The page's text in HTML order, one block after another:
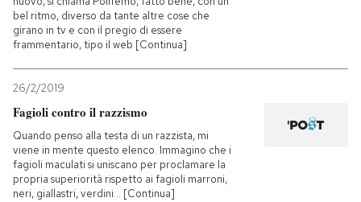
bel ritmo, diverso da tante altre cose che
girano in tv e con il pregio di essere
frammentario, tipo il web [Continua]
26/2/2019
Fagioli contro il razzismo
Quando penso alla testa di un razzista, mi
viene in mente questo elenco. Immagino che i
fagioli maculati si uniscano per proclamare la
propria superiorità rispetto ai fagioli marroni,
neri, giallastri, verdini… [Continua]